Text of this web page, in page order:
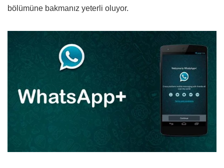
bölümüne bakmanız yeterli oluyor.